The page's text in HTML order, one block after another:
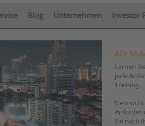
Blog Unternehmen Investor
Alle
Lernen
jede
Training.
Sie
Sie nach